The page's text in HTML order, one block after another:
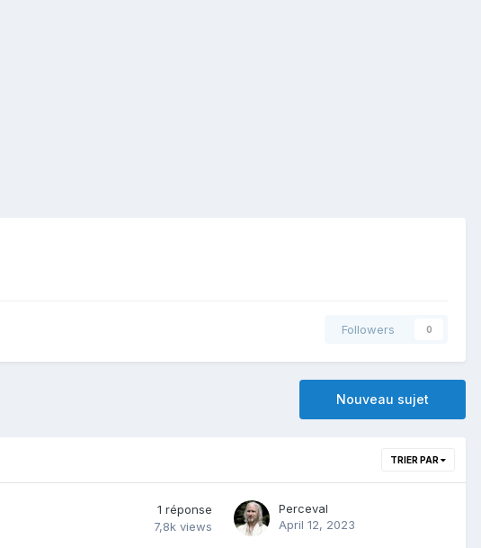
Followers 0
Nouveau sujet
TRIER PAR
1 réponse
7,8k views
Perceval
April 12, 2023